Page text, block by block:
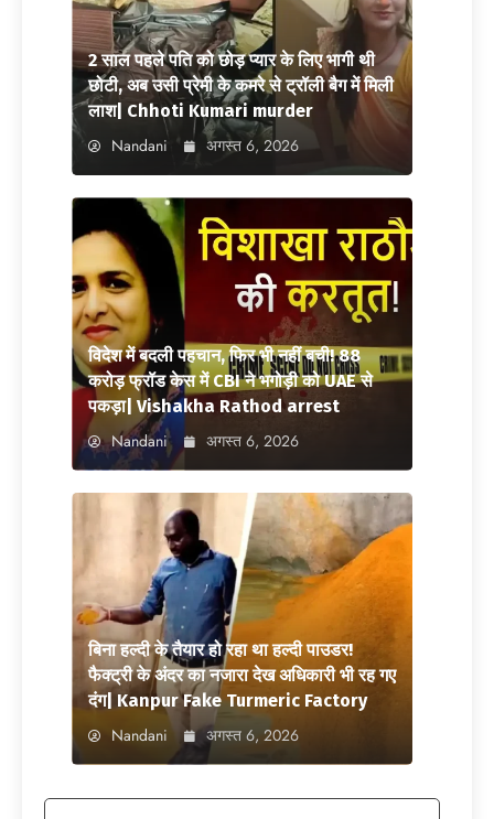
2 साल पहले पति को छोड़ प्यार के लिए भागी थी
छोटी, अब उसी प्रेमी के कमरे से ट्रॉली बैग में मिली
लाश| Chhoti Kumari murder
Nandani अगस्त 6, 2026
विदेश में बदली पहचान, फिर भी नहीं बची! 88
करोड़ फ्रॉड केस में CBI ने भगोड़ी को UAE से
पकड़ा| Vishakha Rathod arrest
Nandani अगस्त 6, 2026
बिना हल्दी के तैयार हो रहा था हल्दी पाउडर!
फैक्ट्री के अंदर का नजारा देख अधिकारी भी रह गए
दंग| Kanpur Fake Turmeric Factory
Nandani अगस्त 6, 2026